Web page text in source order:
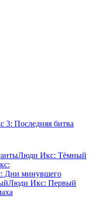
3: Последняя битва
Люди Икс: Тёмный
Дни минувшего
Люди Икс: Первый